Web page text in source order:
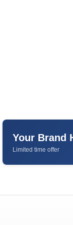
Your Brand
Limited time offer